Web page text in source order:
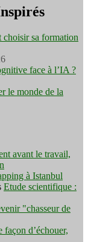
choisir sa formation
face à l’IA ?
le monde de la
avant le travail,
à Istanbul
Etude scientifique :
"chasseur de
façon d’échouer,